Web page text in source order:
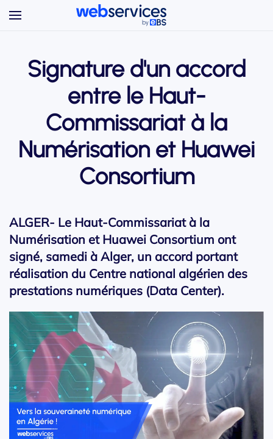
Signature d'un accord
entre le Haut-
Commissariat à la
Numérisation et Huawei
Consortium
ALGER- Le Haut-Commissariat à la
Numérisation et Huawei Consortium ont
signé, samedi à Alger, un accord portant
réalisation du Centre national algérien des
prestations numériques (Data Center).